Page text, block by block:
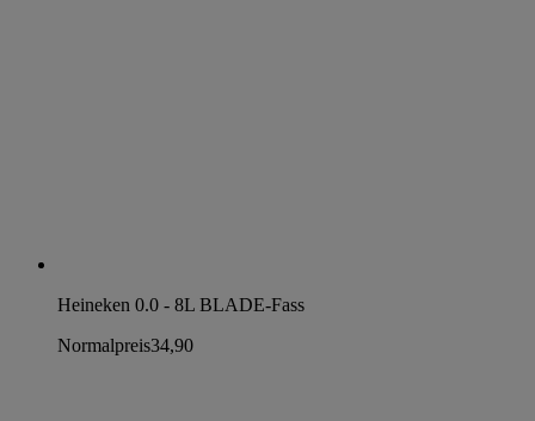
Heineken 0.0 - 8L BLADE-Fass
Normalpreis34,90